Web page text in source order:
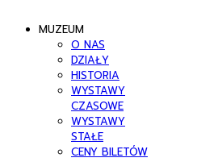
MUZEUM
O NAS
DZIAŁY
HISTORIA
WYSTAWY
CZASOWE
WYSTAWY
STAŁE
CENY BILETÓW